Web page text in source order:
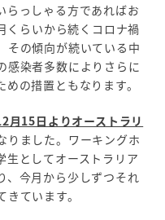
らっしゃる方であればお
らいから続くコロナ禍
その傾向が続いている中
感染者多数によりさらに
の措置ともなります。
月15日よりオーストラリ
りました。ワーキングホ
生としてオーストラリア
、今月から少しずつそれ
ています。